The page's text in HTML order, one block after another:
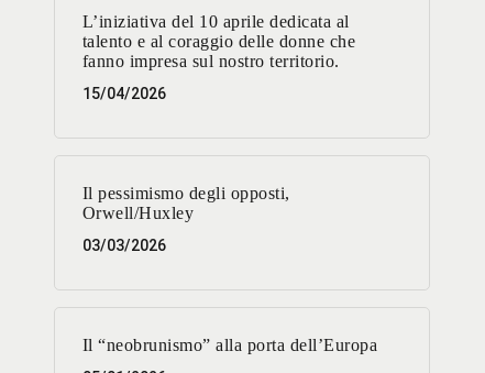
L’iniziativa del 10 aprile dedicata al
talento e al coraggio delle donne che
fanno impresa sul nostro territorio.
15/04/2026
Il pessimismo degli opposti,
Orwell/Huxley
03/03/2026
Il “neobrunismo” alla porta dell’Europa